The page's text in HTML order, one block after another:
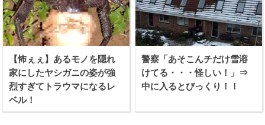
【怖ぇぇ】あるモノを隠れ
家にしたヤシガニの姿が強
烈すぎてトラウマになるレ
ベル！
警察「あそこんチだけ雪溶
けてる・・・怪しい！」⇒
中に入るとびっくり！！